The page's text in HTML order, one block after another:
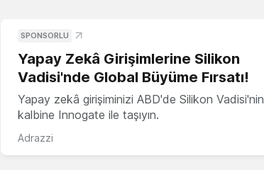
SPONSORLU
Yapay Zekâ Girişimlerine Silikon
Vadisi'nde Global Büyüme Fırsatı!
Yapay zekâ girişiminizi ABD'de Silikon Vadisi'nin
kalbine Innogate ile taşıyın.
Adrazzi